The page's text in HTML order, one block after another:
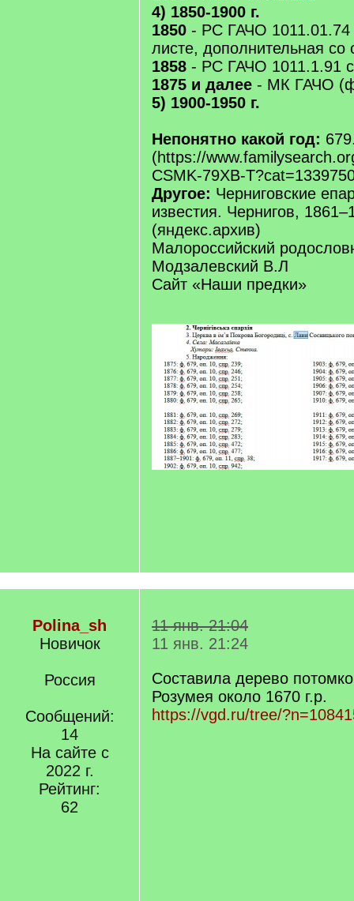
4) 1850-1900 г.
1850 - РС ГАЧО 1011.01.74
листе, дополнительная со
1858 - РС ГАЧО 1011.1.91
1875 и далее - МК ГАЧО
5) 1900-1950 г.
Непонятно какой год:
(https://
CSMK-79XB-
Другое: Черниговские
известия. Чернигов,
(яндекс.архив)
Малороссийский
Модзалевский В.Л
Сайт «Наши предки»
Polina_sh
Новичок
Россия
Сообщений:
14
На сайте с
2022 г.
Рейтинг:
62
11 янв. 21:04
11 янв. 21:24
Составила дерево
Розумея около 1670 г.р.
https://vgd.ru/tree/